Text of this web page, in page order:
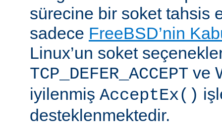
sürecine bir soket tahsis
sadece FreeBSD’nin
Linux’un soket
TCP_DEFER_ACCEPT ve
iyilenmiş AcceptEx()
desteklenmektedir.